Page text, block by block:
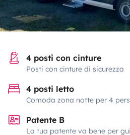
4 posti con cinture
Posti con cinture di sicurezza
4 posti letto
Comoda zona notte per 4
Patente B
La tua patente va bene per